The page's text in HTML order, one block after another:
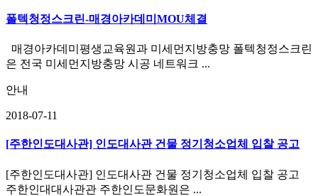
폴텍청정스크린-매경아카데미MOU체결
매경아카데미평생교육원과 미세먼지방충망 폴텍청정스크린
은 전국 미세먼지방충망 시공 네트워크 ...
안내
2018-07-11
[주한인도대사관] 인도대사관 건물 정기청소업체 입찰 공고
[주한인도대사관] 인도대사관 건물 정기청소업체 입찰 공고
주한인대대사관관 주한인도문화원은 ...